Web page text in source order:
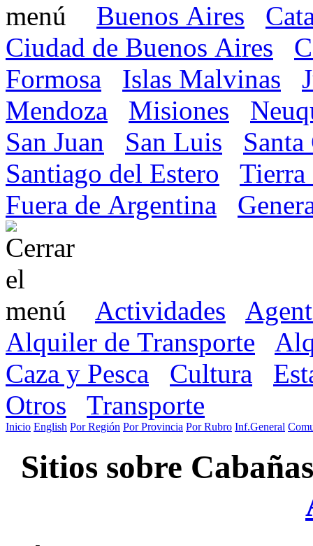
Buenos Aires
Ciudad de Buenos Aires
Formosa
Islas Malvinas
Mendoza
Misiones
San Juan
San Luis
Santiago del Estero
Tierra
Fuera de Argentina
Actividades
Alquiler de Transporte
Caza y Pesca
Cultura
Otros
Transporte
Inicio English Por Región Por Provincia Por Rubro Inf.General
Sitios sobre